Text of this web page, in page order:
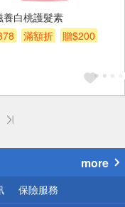
養白桃護髮素
滿額折 贈$200
more
保險服務